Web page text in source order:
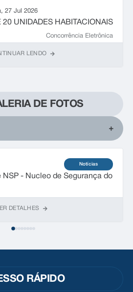
Concorrência Eletrônica
20 UNIDADES HABITACIONAIS
27 Jul 2026
LENDO
DE FOTOS
Notícias
- Nucleo de Segurança do
DETALHES
RÁPIDO